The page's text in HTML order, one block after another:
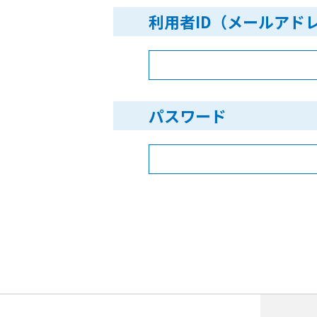
利用者ID（メールアド
パスワード